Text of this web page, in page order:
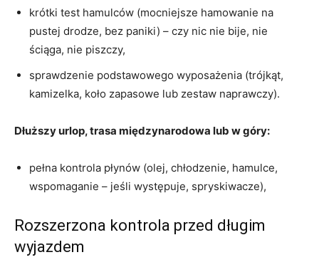
krótki test hamulców (mocniejsze hamowanie na
pustej drodze, bez paniki) – czy nic nie bije, nie
ściąga, nie piszczy,
sprawdzenie podstawowego wyposażenia (trójkąt,
kamizelka, koło zapasowe lub zestaw naprawczy).
Dłuższy urlop, trasa międzynarodowa lub w góry:
pełna kontrola płynów (olej, chłodzenie, hamulce,
wspomaganie – jeśli występuje, spryskiwacze),
Rozszerzona kontrola przed długim
wyjazdem